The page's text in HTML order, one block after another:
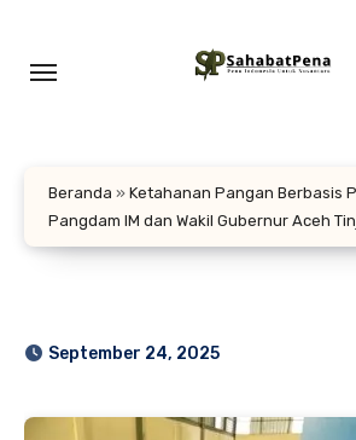
konten
Beranda » Ketahanan Pangan Berbasis
Pangdam IM dan Wakil Gubernur Aceh
September 24, 2025